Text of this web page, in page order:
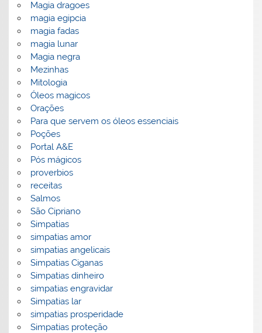
Magia dragoes
magia egipcia
magia fadas
magia lunar
Magia negra
Mezinhas
Mitologia
Óleos magicos
Orações
Para que servem os óleos essenciais
Poções
Portal A&E
Pós mágicos
proverbios
receitas
Salmos
São Cipriano
Simpatias
simpatias amor
simpatias angelicais
Simpatias Ciganas
Simpatias dinheiro
simpatias engravidar
Simpatias lar
simpatias prosperidade
Simpatias proteção